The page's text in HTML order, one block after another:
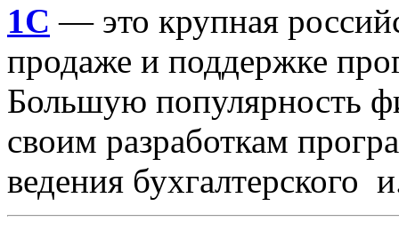
1С — это крупная
продаже и поддержке
Большую популярность
своим разработкам
ведения бухгалтерского